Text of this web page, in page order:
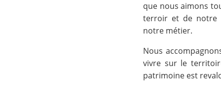
que nous aimons
terroir et de notre
notre métier.
Nous
vivre sur le
patrimoine est